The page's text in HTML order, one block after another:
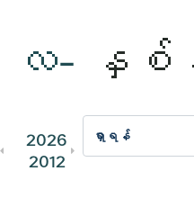
လ- နှစ်
2026 2025
2012
2011